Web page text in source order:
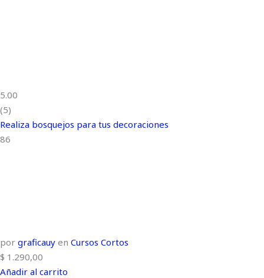
5.00
(5)
Realiza bosquejos para tus decoraciones
86
por graficauy en Cursos Cortos
$ 1.290,00
Añadir al carrito